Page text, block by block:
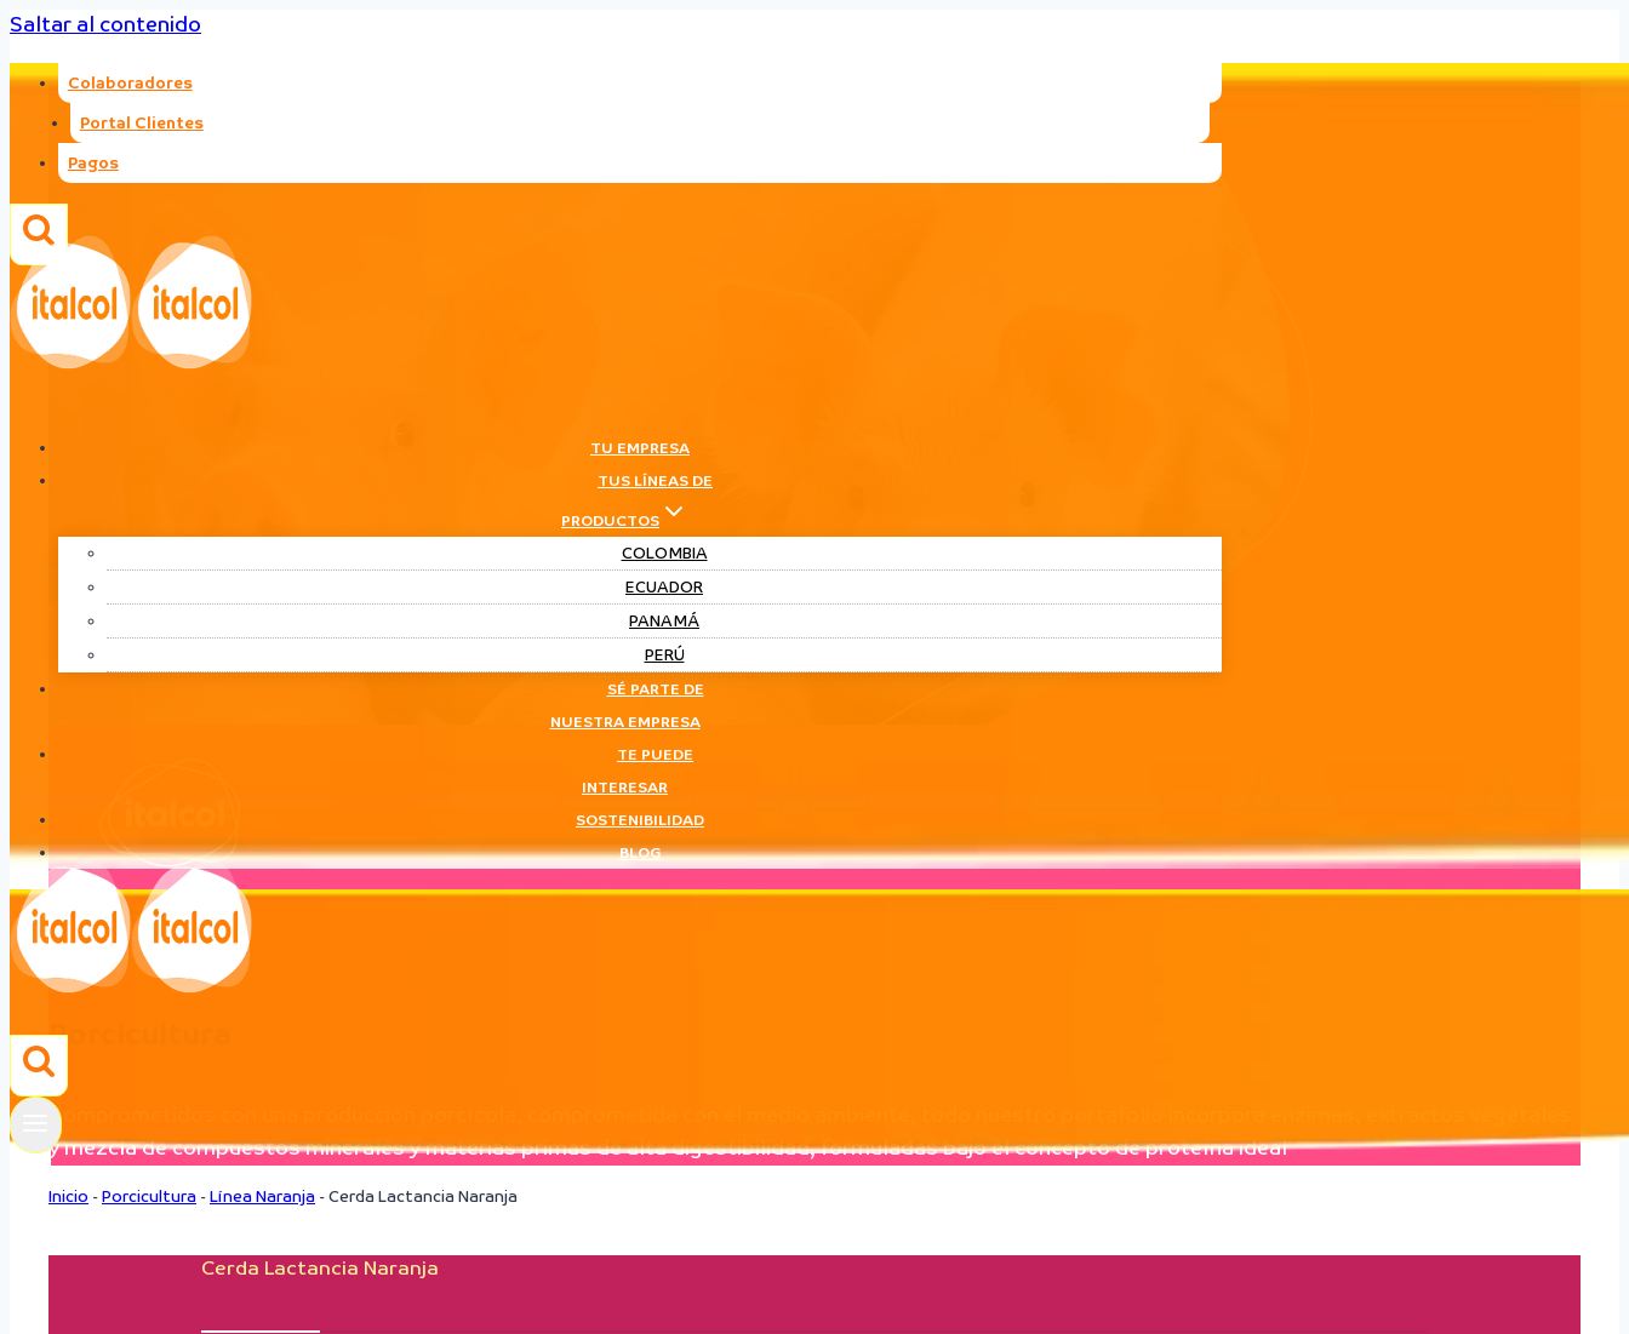
Saltar al contenido
Colaboradores
Portal Clientes
Pagos
TU EMPRESA
TUS LÍNEAS DE
PRODUCTOS
COLOMBIA
ECUADOR
PANAMÁ
PERÚ
SÉ PARTE DE
NUESTRA EMPRESA
TE PUEDE
INTERESAR
SOSTENIBILIDAD
BLOG
Porcicultura
LÍNEA
Porcicultura
Comprometidos con una producción porcícola, comprometida con el medio ambiente, todo nuestro portafolio incorpora enzimas, extractos vegetales
y mezcla de compuestos minerales y materias primas de alta digestibilidad, formuladas bajo el concepto de proteína ideal
Inicio - Porcicultura - Línea Naranja - Cerda Lactancia Naranja
Cerda Lactancia Naranja